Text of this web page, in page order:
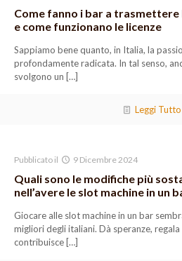
Come fanno i bar a
e come funzionano le licenze
Sappiamo bene quanto, in Italia, la
profondamente radicata. In tal senso,
svolgono un […]
Leggi
Pubblicato il 9 Dicembre 2024
Quali sono le modifiche più
nell’avere le slot machine in un
Giocare alle slot machine in un bar
migliori degli italiani. Dà speranze,
contribuisce […]